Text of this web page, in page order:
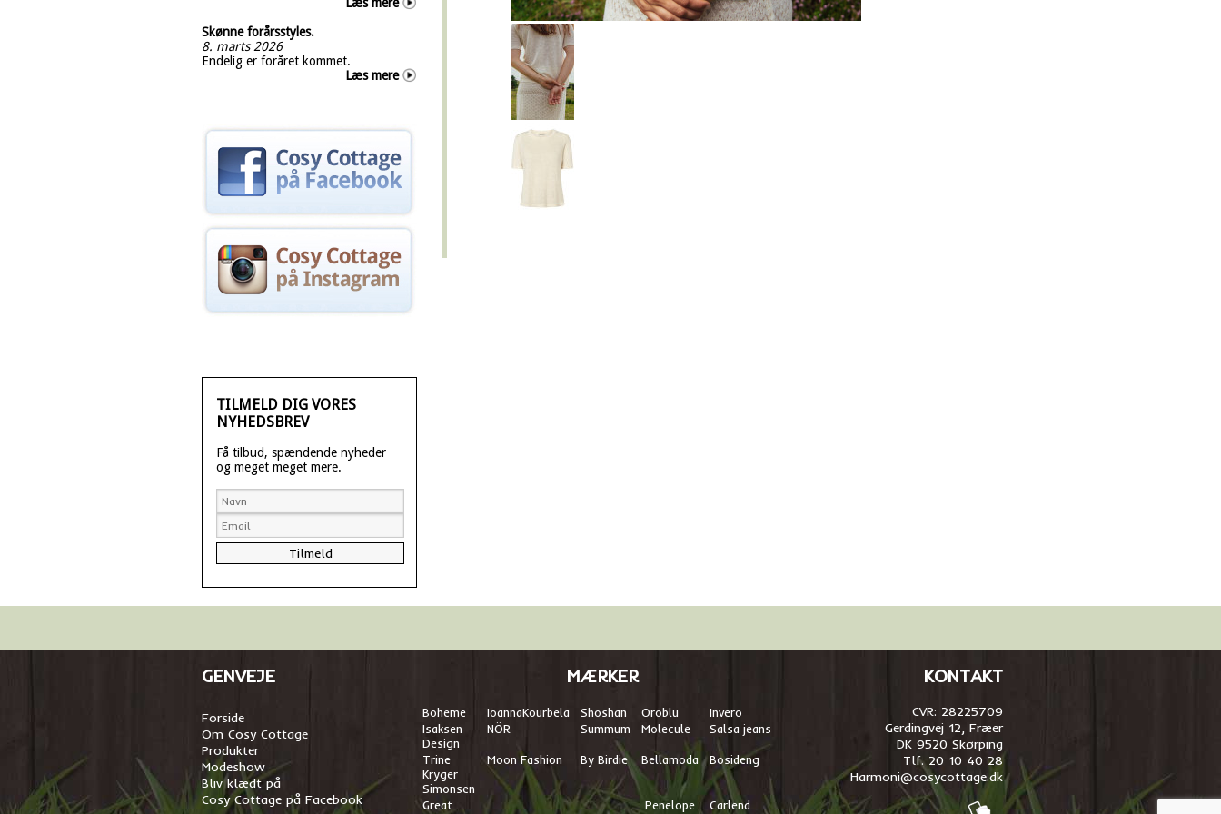
Skønne forårsstyles.
8. marts 2026
Endelig er foråret kommet.
Læs mere
TILMELD DIG VORES
NYHEDSBREV
Få tilbud, spændende nyheder
og meget meget mere.
GENVEJE
Forside
Om Cosy Cottage
Produkter
Modeshow
Bliv klædt på
Cosy Cottage på Facebook
MÆRKER
Boheme IoannaKourbela Shoshan Oroblu
Invero
Isaksen
Design
NÖR Summum Molecule Salsa jeans
Trine
Kryger
Simonsen
Moon Fashion By Birdie Bellamoda Bosideng
Great
Penelope
Carlend
KONTAKT
CVR: 28225709
Gerdingvej 12, Fræer
DK 9520 Skørping
Tlf. 20 10 40 28
Harmoni@cosycottage.dk